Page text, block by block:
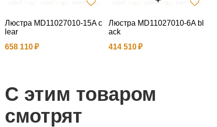
Люстра MD11027010-15A c
lear
658 110
Люстра MD11027010-6A bl
ack
414 510
С этим товаром
смотрят